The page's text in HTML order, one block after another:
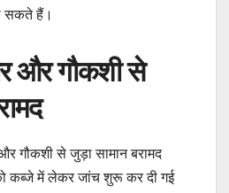
सकते हैं।
और गौकशी से
गौकशी से जुड़ा सामान बरामद
कब्जे में लेकर जांच शुरू कर दी गई